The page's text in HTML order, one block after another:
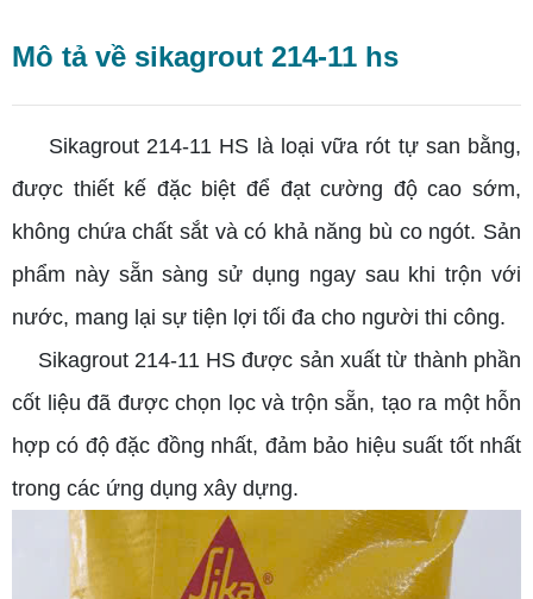
Mô tả về sikagrout 214-11 hs
Sikagrout 214-11 HS là loại vữa rót tự san bằng,
được thiết kế đặc biệt để đạt cường độ cao sớm,
không chứa chất sắt và có khả năng bù co ngót. Sản
phẩm này sẵn sàng sử dụng ngay sau khi trộn với
nước, mang lại sự tiện lợi tối đa cho người thi công.
Sikagrout 214-11 HS được sản xuất từ thành phần
cốt liệu đã được chọn lọc và trộn sẵn, tạo ra một hỗn
hợp có độ đặc đồng nhất, đảm bảo hiệu suất tốt nhất
trong các ứng dụng xây dựng.